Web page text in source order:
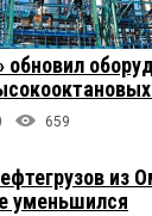
обновил
659
из
уменьшился